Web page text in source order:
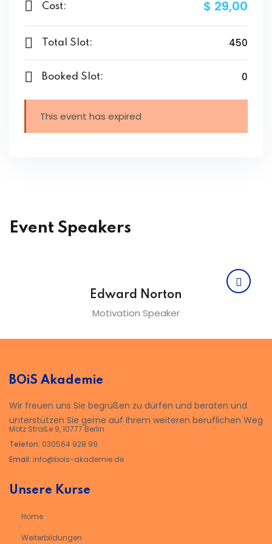
Cost: $ 29,00
Total Slot: 450
Booked Slot: 0
This event has expired
Event Speakers
Edward Norton
Motivation Speaker
BOiS Akademie
Wir freuen uns Sie begrüßen zu dürfen und beraten und
unterstützen Sie gerne auf Ihrem weiteren beruflichen Weg
Motz Straße 9, 10777 Berlin
Telefon: 030564 928 99
Email: info@bois-akademie.de
Unsere Kurse
Home
Weiterbildungen